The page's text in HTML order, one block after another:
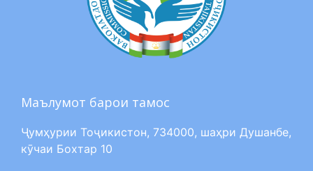
Маълумот барои тамос
Ҷумҳурии Тоҷикистон, 734000, шаҳри Душанбе,
кӯчаи Бохтар 10